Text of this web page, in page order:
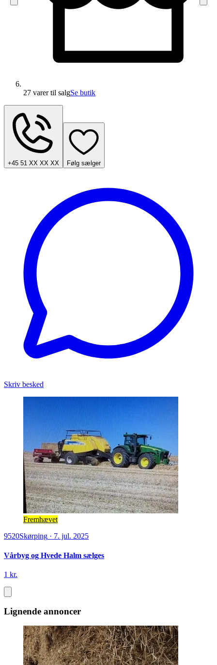
27 varertil salgSe butik
+45 51 XX XX XX Følg sælger
Skriv besked
Fremhævet
9520Skørping · 7. jul. 2025
Vårbyg og Hvede Halm sælges
1 kr.
Lignende annoncer